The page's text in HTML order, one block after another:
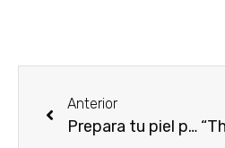
Anterior
Prepara tu piel para la playa